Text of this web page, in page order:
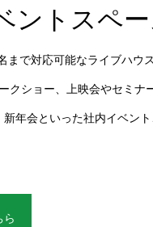
トスペー
で対応可能なライブハウ
ショー、上映会やセミナ
年会といった社内イベン
ら